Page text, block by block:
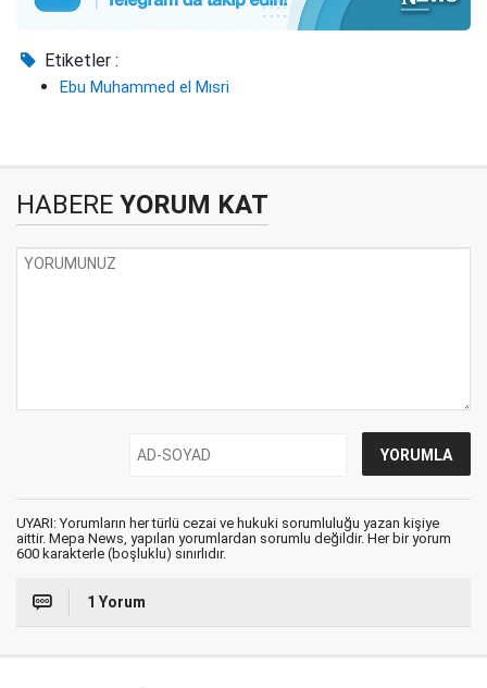
Etiketler :
Ebu Muhammed el Mısri
HABERE YORUM KAT
UYARI: Yorumların her türlü cezai ve hukuki sorumluluğu yazan kişiye
aittir. Mepa News, yapılan yorumlardan sorumlu değildir. Her bir yorum
600 karakterle (boşluklu) sınırlıdır.
1 Yorum